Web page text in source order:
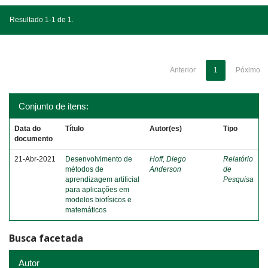
Resultado 1-1 de 1.
Anterior 1 Póximo
Conjunto de itens:
Data do
documento
Título Autor(es) Tipo
21-Abr-2021
Desenvolvimento de
métodos de
aprendizagem artificial
para aplicações em
modelos biofísicos e
matemáticos
Hoff, Diego
Anderson
Relatório
de
Pesquisa
Busca facetada
Autor